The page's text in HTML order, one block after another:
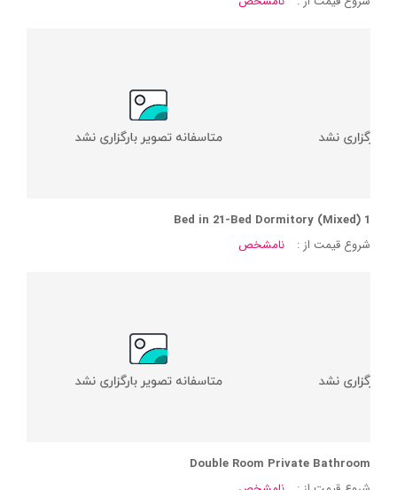
1 Bed in 21-Bed Dormitory (Mixed)
شروع قیمت از :
نامشخص
Double Room Private Bathroom